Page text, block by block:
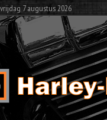
7 augustus 2026